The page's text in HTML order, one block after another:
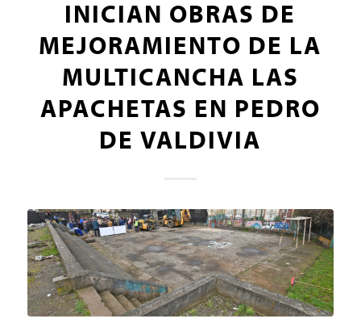
INICIAN OBRAS DE
MEJORAMIENTO DE LA
MULTICANCHA LAS
APACHETAS EN PEDRO
DE VALDIVIA